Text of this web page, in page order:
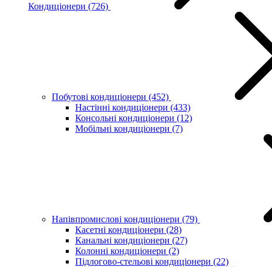
Кондиціонери (726)
Побутові кондиціонери (452)
Настінні кондиціонери (433)
Консольні кондиціонери (12)
Мобільні кондиціонери (7)
Напівпромислові кондиціонери (79)
Касетні кондиціонери (28)
Канальні кондиціонери (27)
Колонні кондиціонери (2)
Підлогово-стельові кондиціонери (22)